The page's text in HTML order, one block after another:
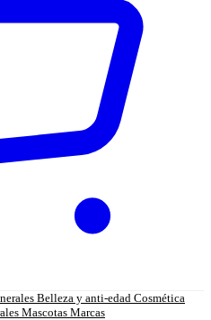
Belleza y anti-edad Cosmética
Mascotas Marcas